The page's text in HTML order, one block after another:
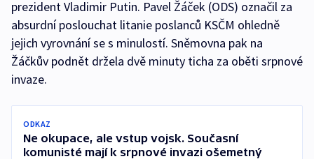
prezident Vladimir Putin. Pavel Žáček (ODS) označil za
absurdní poslouchat litanie poslanců KSČM ohledně
jejich vyrovnání se s minulostí. Sněmovna pak na
Žáčkův podnět držela dvě minuty ticha za oběti srpnové
invaze.
ODKAZ
Ne okupace, ale vstup vojsk. Současní
komunisté mají k srpnové invazi ošemetný